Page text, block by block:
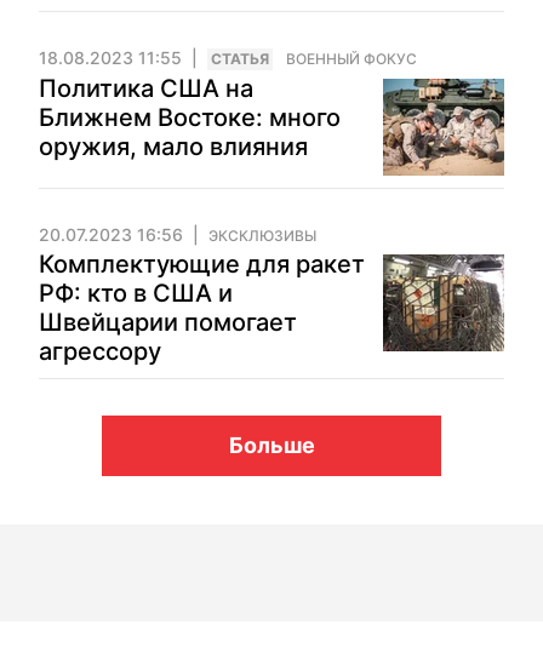
18.08.2023 11:55 CТАТЬЯ ВОЕННЫЙ ФОКУС
Политика США на
Ближнем Востоке: много
оружия, мало влияния
20.07.2023 16:56 ЭКСКЛЮЗИВЫ
Комплектующие для ракет
РФ: кто в США и
Швейцарии помогает
агрессору
Больше